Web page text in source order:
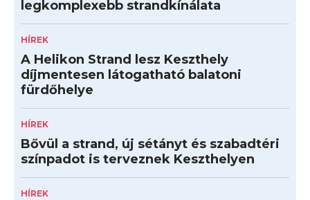
legkomplexebb strandkínálata
HÍREK
A Helikon Strand lesz Keszthely
díjmentesen látogatható balatoni
fürdőhelye
HÍREK
Bővül a strand, új sétányt és szabadtéri
színpadot is terveznek Keszthelyen
HÍREK